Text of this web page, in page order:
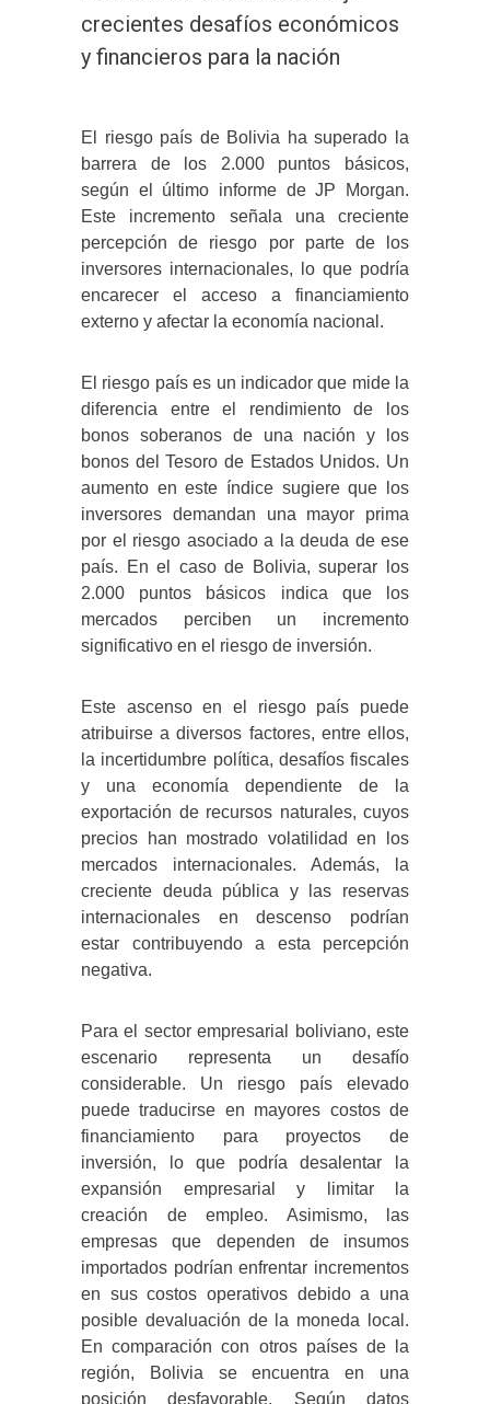
crecientes desafíos económicos
y financieros para la nación
El riesgo país de Bolivia ha superado la
barrera de los 2.000 puntos básicos,
según el último informe de JP Morgan.
Este incremento señala una creciente
percepción de riesgo por parte de los
inversores internacionales, lo que podría
encarecer el acceso a financiamiento
externo y afectar la economía nacional.
El riesgo país es un indicador que mide la
diferencia entre el rendimiento de los
bonos soberanos de una nación y los
bonos del Tesoro de Estados Unidos. Un
aumento en este índice sugiere que los
inversores demandan una mayor prima
por el riesgo asociado a la deuda de ese
país. En el caso de Bolivia, superar los
2.000 puntos básicos indica que los
mercados perciben un incremento
significativo en el riesgo de inversión.
Este ascenso en el riesgo país puede
atribuirse a diversos factores, entre ellos,
la incertidumbre política, desafíos fiscales
y una economía dependiente de la
exportación de recursos naturales, cuyos
precios han mostrado volatilidad en los
mercados internacionales. Además, la
creciente deuda pública y las reservas
internacionales en descenso podrían
estar contribuyendo a esta percepción
negativa.
Para el sector empresarial boliviano, este
escenario representa un desafío
considerable. Un riesgo país elevado
puede traducirse en mayores costos de
financiamiento para proyectos de
inversión, lo que podría desalentar la
expansión empresarial y limitar la
creación de empleo. Asimismo, las
empresas que dependen de insumos
importados podrían enfrentar incrementos
en sus costos operativos debido a una
posible devaluación de la moneda local.
En comparación con otros países de la
región, Bolivia se encuentra en una
posición desfavorable. Según datos